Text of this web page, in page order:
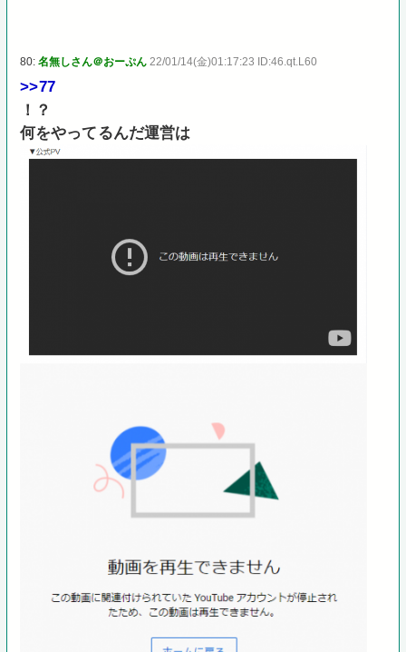
80:名無しさん＠おーぷん 22/01/14(金)01:17:23 ID:46.qt.L60
>>77
！？
何をやってるんだ運営は